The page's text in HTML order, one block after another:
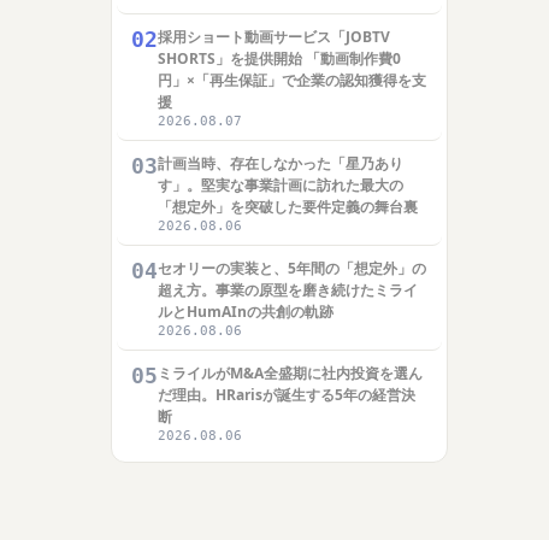
02採用ショート動画サービス「JOBTV
SHORTS」を提供開始 「動画制作費0
円」×「再生保証」で企業の認知獲得を支
援
2026.08.07
03計画当時、存在しなかった「星乃あり
す」。堅実な事業計画に訪れた最大の
「想定外」を突破した要件定義の舞台裏
2026.08.06
04セオリーの実装と、5年間の「想定外」の
超え方。事業の原型を磨き続けたミライ
ルとHumAInの共創の軌跡
2026.08.06
05 ミライルがM&A全盛期に社内投資を選ん
だ理由。HRarisが誕生する5年の経営決
断
2026.08.06